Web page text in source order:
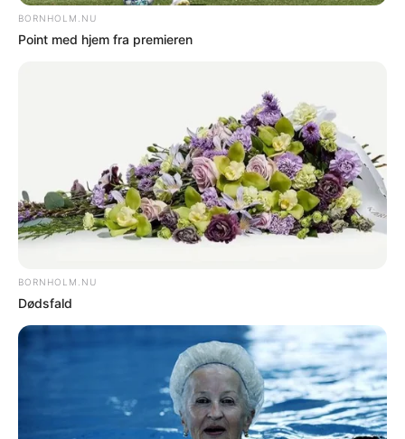
Flere nyheder
Kriseberedskab vil koste BRK millioner
5 millioner skal nedbringe ventetid på
lokalplaner
Plejefamilier skal have ekstra betaling for
støtteophold
NYHEDER
Flere iPads til elever med læse- og
skrivevanskeligheder